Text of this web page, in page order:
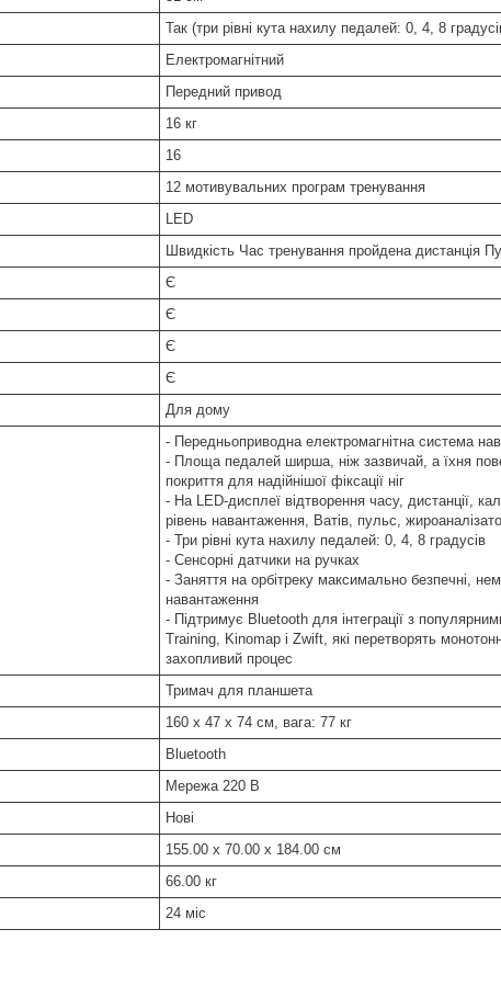
Так (три рівні кута нахилу педалей: 0, 4, 8
Електромагнітний
Передний привод
16 кг
16
12 мотивувальних програм тренування
LED
Швидкість Час тренування пройдена дистанція
Є
Є
Є
Є
Для дому
- Передньоприводна електромагнітна система
- Площа педалей ширша, ніж зазвичай, а їхня
покриття для надійнішої фіксації ніг
- На LED-дисплеї відтворення часу, дистанції,
рівень навантаження, Ватів, пульс,
- Три рівні кута нахилу педалей: 0, 4, 8 градусів
- Сенсорні датчики на ручках
- Заняття на орбітреку максимально безпечні,
навантаження
- Підтримує Bluetooth для інтеграції з
Training, Kinomap і Zwift, які перетворять
захопливий процес
Тримач для планшета
160 х 47 х 74 см, вага: 77 кг
Bluetooth
Мережа 220 В
Нові
155.00 x 70.00 x 184.00 см
66.00 кг
24 міс